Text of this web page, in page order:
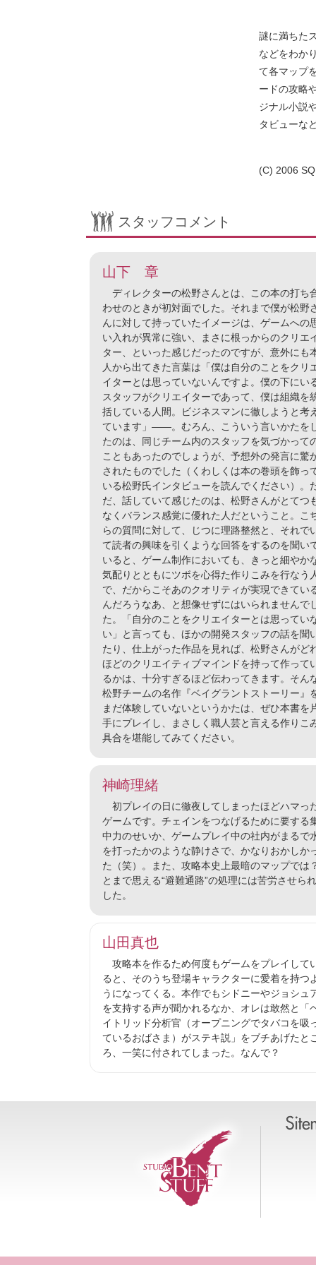
謎に満ちた
などをわか
て各マップ
ードの攻略
ジナル小説
タビューな
(C) 2006
スタッフコメント
山下 章
ディレクターの松野さんとは、この本の打ち
わせのときが初対面でした。それまで僕が松野
んに対して持っていたイメージは、ゲームへの
い入れが異常に強い、まさに根っからのクリエ
ター、といった感じだったのですが、意外にも
人から出てきた言葉は「僕は自分のことをクリ
イターとは思っていないんですよ。僕の下にい
スタッフがクリエイターであって、僕は組織を
括している人間。ビジネスマンに徹しようと考
ています」――。むろん、こういう言いかたを
たのは、同じチーム内のスタッフを気づかって
こともあったのでしょうが、予想外の発言に驚
されたものでした（くわしくは本の巻頭を飾っ
いる松野氏インタビューを読んでください）。
だ、話していて感じたのは、松野さんがとてつ
なくバランス感覚に優れた人だということ。こ
らの質問に対して、じつに理路整然と、それで
て読者の興味を引くような回答をするのを聞い
いると、ゲーム制作においても、きっと細やか
気配りとともにツボを心得た作りこみを行なう
で、だからこそあのクオリティが実現できてい
んだろうなあ、と想像せずにはいられませんで
た。「自分のことをクリエイターとは思ってい
い」と言っても、ほかの開発スタッフの話を聞
たり、仕上がった作品を見れば、松野さんがど
ほどのクリエイティブマインドを持って作って
るかは、十分すぎるほど伝わってきます。そん
松野チームの名作『ベイグラントストーリー』
まだ体験していないというかたは、ぜひ本書を
手にプレイし、まさしく職人芸と言える作りこ
具合を堪能してみてください。
神崎理緒
初プレイの日に徹夜してしまったほどハマっ
ゲームです。チェインをつなげるために要する
中力のせいか、ゲームプレイ中の社内がまるで
を打ったかのような静けさで、かなりおかしか
た（笑）。また、攻略本史上最暗のマップでは
とまで思える“避難通路”の処理には苦労させら
した。
山田真也
攻略本を作るため何度もゲームをプレイして
ると、そのうち登場キャラクターに愛着を持つ
うになってくる。本作でもシドニーやジョシュ
を支持する声が聞かれるなか、オレは敢然と「
イトリッド分析官（オープニングでタバコを吸
ているおばさま）がステキ説」をブチあげたと
ろ、一笑に付されてしまった。なんで？